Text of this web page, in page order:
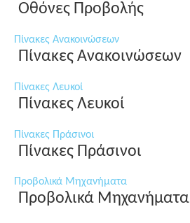
Οθόνες Προβολής
Πίνακες Ανακοινώσεων
Πίνακες Ανακοινώσεων
Πίνακες Λευκοί
Πίνακες Λευκοί
Πίνακες Πράσινοι
Πίνακες Πράσινοι
Προβολικά Μηχανήματα
Προβολικά Μηχανήματα